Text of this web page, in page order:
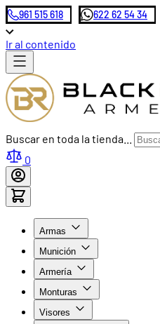
961 515 618 622 62 54 34
Ir al contenido
Buscar en toda la tienda...
0
Armas
Munición
Armería
Monturas
Visores